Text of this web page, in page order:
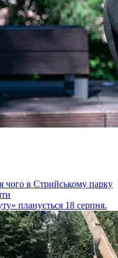
чого в Стрийському парку
планується 18 серпня.